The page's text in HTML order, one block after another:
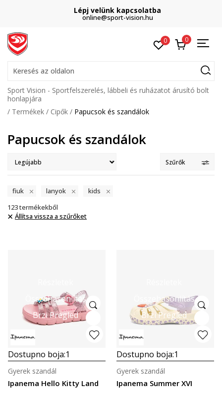
Lépj velünk kapcsolatba
online@sport-vision.hu
0 0
Keresés az oldalon
Sport Vision - Sportfelszerelés, lábbeli és ruházatot árusító bolt
honlapjára
Termékek
Cipők Papucsok és szandálok
Papucsok és szandálok
Szűrők
fiuk lanyok
kids
123termékekből
Állítsa vissza a szűrőket
Összehasonlítás
Brzi Pregled
Dostupno boja:1
Ipanema Hello Kitty Land
Gyerek szandál
Összehasonlítás
Brzi Pregled
Dostupno boja:1
Ipanema Summer XVI
Gyerek szandál